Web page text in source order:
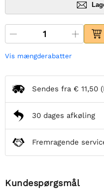
Vis mængderabatter
Sendes fra € 11,50
30 dages afkøling
Fremragende
Kundespørgsmål